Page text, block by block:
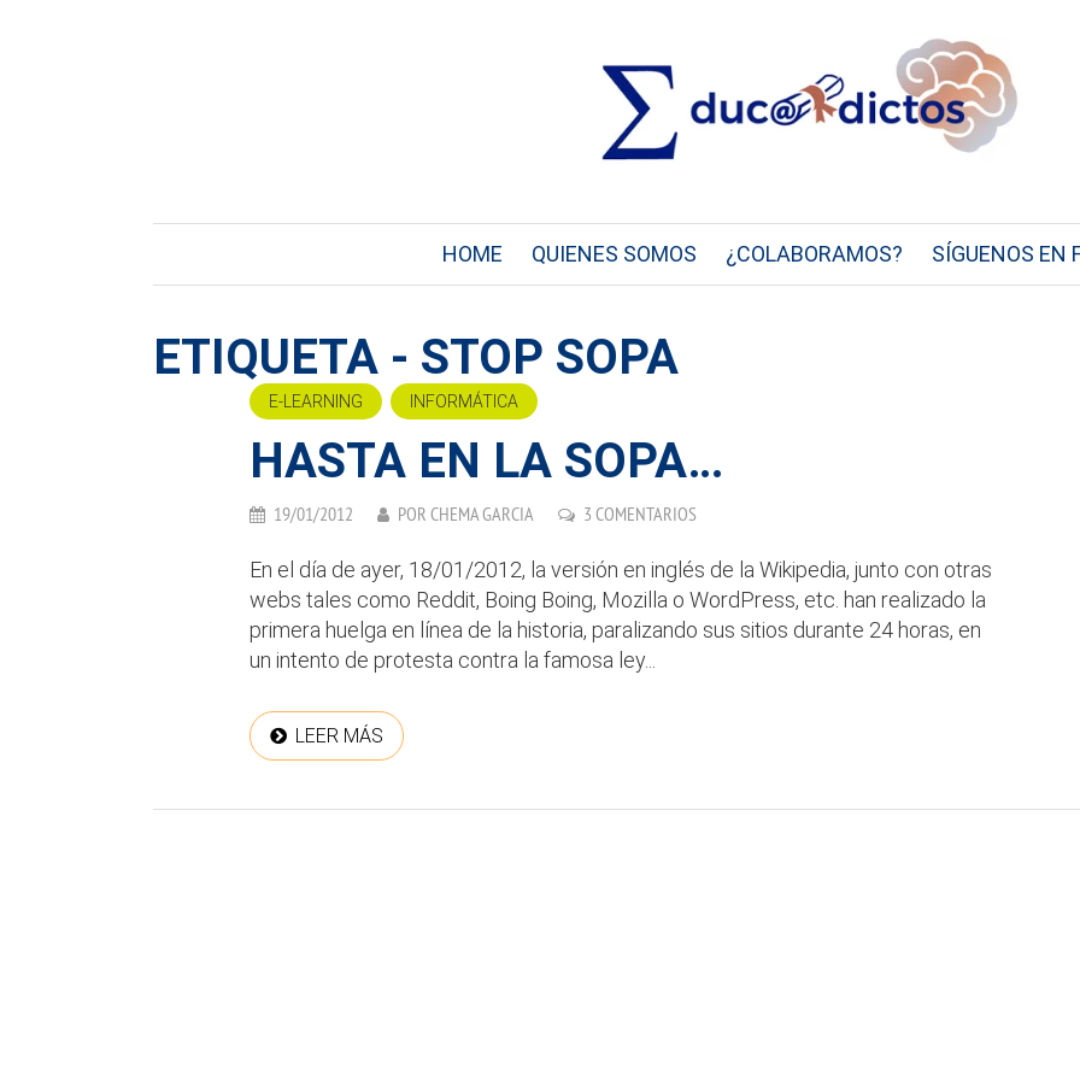
HOME QUIENES SOMOS ¿COLABORAMOS? SÍGUENOS EN
ETIQUETA - STOP SOPA
E-LEARNING INFORMÁTICA
HASTA EN LA SOPA…
19/01/2012 POR CHEMA GARCIA 3 COMENTARIOS
En el día de ayer, 18/01/2012, la versión en inglés de la Wikipedia, junto con otras
webs tales como Reddit, Boing Boing, Mozilla o WordPress, etc. han realizado la
primera huelga en línea de la historia, paralizando sus sitios durante 24 horas, en
un intento de protesta contra la famosa ley...
LEER MÁS